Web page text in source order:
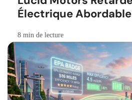
Électrique Abordable
8 min de lecture